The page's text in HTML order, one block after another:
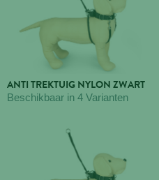
ANTI TREKTUIG NYLON ZWART
Beschikbaar in 4 Varianten